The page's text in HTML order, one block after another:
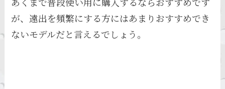
が、遠出を頻繁にする方にはあまりおすすめでき
ないモデルだと言えるでしょう。